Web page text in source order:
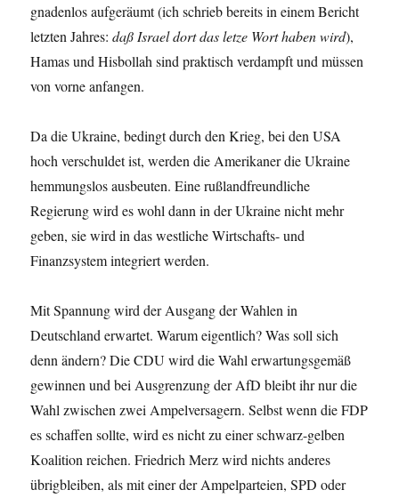
gnadenlos aufgeräumt (ich schrieb bereits in einem Bericht
letzten Jahres:daß Israel dort das letze Wort haben wird),
Hamas und Hisbollah sind praktisch verdampft und müssen
von vorne anfangen.
Da die Ukraine, bedingt durch den Krieg, bei den USA
hoch verschuldet ist, werden die Amerikaner die Ukraine
hemmungslos ausbeuten. Eine rußlandfreundliche
Regierung wird es wohl dann in der Ukraine nicht mehr
geben, sie wird in das westliche Wirtschafts- und
Finanzsystem integriert werden.
Mit Spannung wird der Ausgang der Wahlen in
Deutschland erwartet. Warum eigentlich? Was soll sich
denn ändern? Die CDU wird die Wahl erwartungsgemäß
gewinnen und bei Ausgrenzung der AfD bleibt ihr nur die
Wahl zwischen zwei Ampelversagern. Selbst wenn die FDP
es schaffen sollte, wird es nicht zu einer schwarz-gelben
Koalition reichen. Friedrich Merz wird nichts anderes
übrigbleiben, als mit einer der Ampelparteien, SPD oder